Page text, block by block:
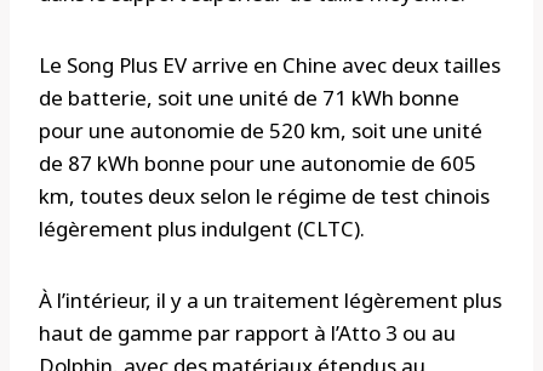
Le Song Plus EV arrive en Chine avec deux tailles
de batterie, soit une unité de 71 kWh bonne
pour une autonomie de 520 km, soit une unité
de 87 kWh bonne pour une autonomie de 605
km, toutes deux selon le régime de test chinois
légèrement plus indulgent (CLTC).
À l’intérieur, il y a un traitement légèrement plus
haut de gamme par rapport à l’Atto 3 ou au